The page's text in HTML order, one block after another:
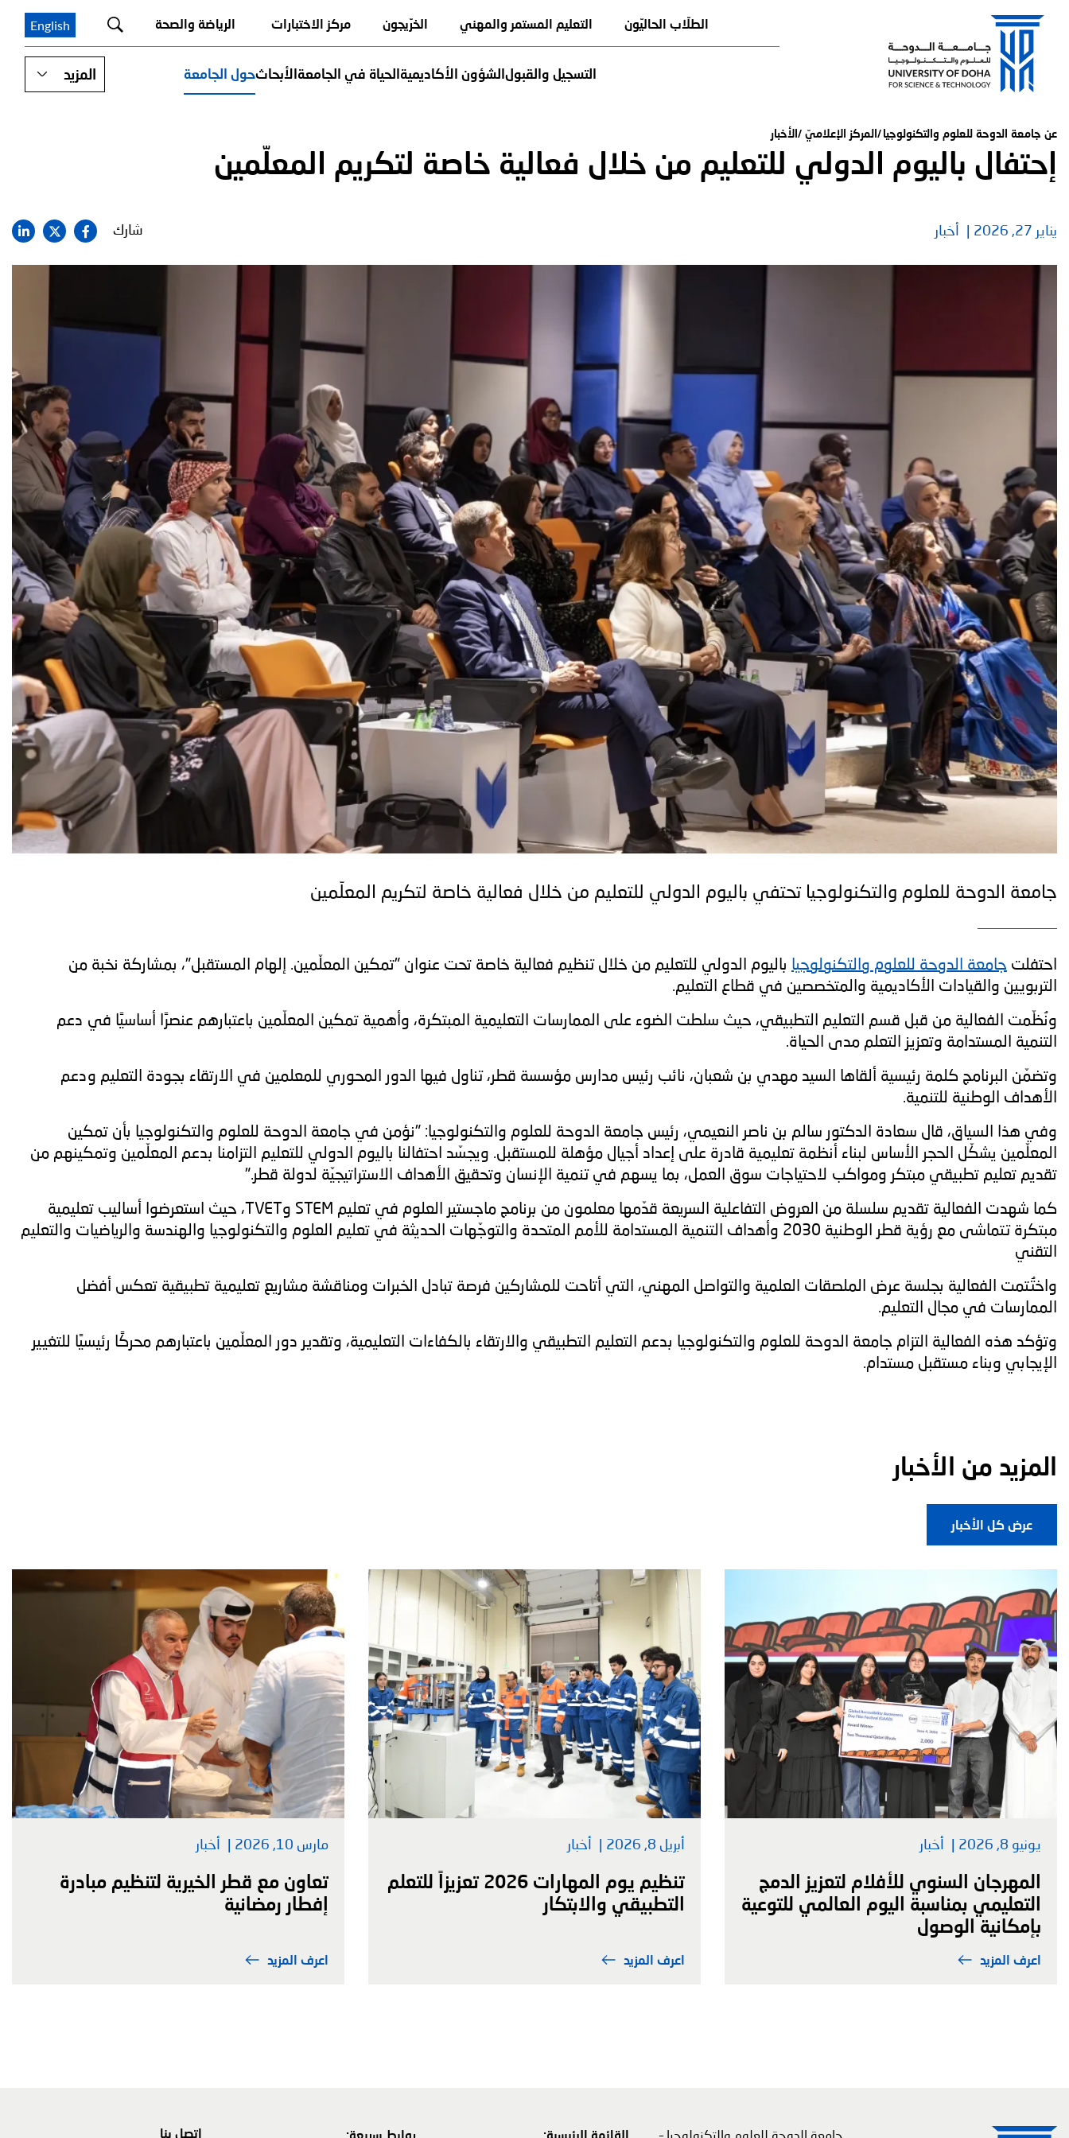
إلى
المحتوى
الرئيسي
English Quick links
الطلّاب الحاليّون التعليم المستمر والمهني الخرّيجون مركز الاختبارات الرياضة والصحة
التسجيل والقبولالشؤون الأكاديميةالحياة في الجامعةالأبحاثحول الجامعة المزيد
عن جامعة الدوحة للعلوم والتكنولوجيا المركز الإعلاميّ الأخبار
إحتفال باليوم الدولي للتعليم من خلال فعالية خاصة لتكريم المعلّمين
يناير 27, 2026 أخبار شارك
جامعة الدوحة للعلوم والتكنولوجيا تحتفي باليوم الدولي للتعليم من خلال فعالية خاصة لتكريم المعلّمين
احتفلت جامعة الدوحة للعلوم والتكنولوجيا باليوم الدولي للتعليم من خلال تنظيم فعالية خاصة تحت عنوان "تمكين المعلّمين. إلهام المستقبل"، بمشاركة نخبة من
التربويين والقيادات الأكاديمية والمتخصصين في قطاع التعليم.
ونُظّمت الفعالية من قبل قسم التعليم التطبيقي، حيث سلطت الضوء على الممارسات التعليمية المبتكرة، وأهمية تمكين المعلّمين باعتبارهم عنصرًا أساسيًا في دعم
التنمية المستدامة وتعزيز التعلم مدى الحياة.
وتضمّن البرنامج كلمة رئيسية ألقاها السيد مهدي بن شعبان، نائب رئيس مدارس مؤسسة قطر، تناول فيها الدور المحوري للمعلمين في الارتقاء بجودة التعليم ودعم
الأهداف الوطنية للتنمية.
وفي هذا السياق، قال سعادة الدكتور سالم بن ناصر النعيمي، رئيس جامعة الدوحة للعلوم والتكنولوجيا: "نؤمن في جامعة الدوحة للعلوم والتكنولوجيا بأن تمكين
المعلّمين يشكّل الحجر الأساس لبناء أنظمة تعليمية قادرة على إعداد أجيال مؤهلة للمستقبل. ويجسّد احتفالنا باليوم الدولي للتعليم التزامنا بدعم المعلّمين وتمكينهم من
تقديم تعليم تطبيقي مبتكر ومواكب لاحتياجات سوق العمل، بما يسهم في تنمية الإنسان وتحقيق الأهداف الاستراتيجيّة لدولة قطر."
كما شهدت الفعالية تقديم سلسلة من العروض التفاعلية السريعة قدّمها معلمون من برنامج ماجستير العلوم في تعليم STEM وTVET، حيث استعرضوا أساليب تعليمية
مبتكرة تتماشى مع رؤية قطر الوطنية 2030 وأهداف التنمية المستدامة للأمم المتحدة والتوجّهات الحديثة في تعليم العلوم والتكنولوجيا والهندسة والرياضيات والتعليم
التقني
واختُتمت الفعالية بجلسة عرض الملصقات العلمية والتواصل المهني، التي أتاحت للمشاركين فرصة تبادل الخبرات ومناقشة مشاريع تعليمية تطبيقية تعكس أفضل
الممارسات في مجال التعليم.
وتؤكد هذه الفعالية التزام جامعة الدوحة للعلوم والتكنولوجيا بدعم التعليم التطبيقي والارتقاء بالكفاءات التعليمية، وتقدير دور المعلّمين باعتبارهم محركًا رئيسيًا للتغيير
الإيجابي وبناء مستقبل مستدام.
المزيد من الأخبار
عرض كل الأخبار
يونيو 8, 2026 أخبار
المهرجان السنوي للأفلام لتعزيز الدمج
التعليمي بمناسبة اليوم العالمي للتوعية
بإمكانية الوصول
اعرف المزيد
أبريل 8, 2026 أخبار
تنظيم يوم المهارات 2026 تعزيزاً للتعلم
التطبيقي والابتكار
اعرف المزيد
مارس 10, 2026 أخبار
تعاون مع قطر الخيرية لتنظيم مبادرة
إفطار رمضانية
اعرف المزيد
جامعة الدوحة للعلوم والتكنولوجيا – القائمة الرئيسية: روابط سريعة: اتصل بنا